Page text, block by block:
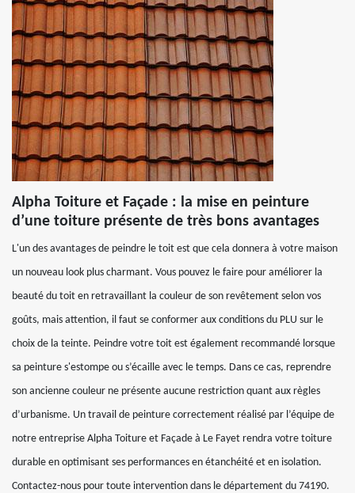
Alpha Toiture et Façade : la mise en peinture
d’une toiture présente de très bons avantages
L'un des avantages de peindre le toit est que cela donnera à votre maison
un nouveau look plus charmant. Vous pouvez le faire pour améliorer la
beauté du toit en retravaillant la couleur de son revêtement selon vos
goûts, mais attention, il faut se conformer aux conditions du PLU sur le
choix de la teinte. Peindre votre toit est également recommandé lorsque
sa peinture s'estompe ou s’écaille avec le temps. Dans ce cas, reprendre
son ancienne couleur ne présente aucune restriction quant aux règles
d’urbanisme. Un travail de peinture correctement réalisé par l’équipe de
notre entreprise Alpha Toiture et Façade à Le Fayet rendra votre toiture
durable en optimisant ses performances en étanchéité et en isolation.
Contactez-nous pour toute intervention dans le département du 74190.